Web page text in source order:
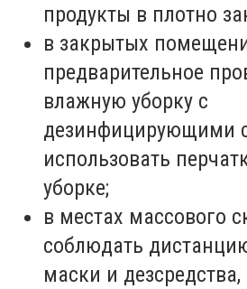
продукты в плотно
в закрытых
предварительное
влажную уборку с
дезинфицирующими
использовать
уборке;
в местах массового
соблюдать
маски и